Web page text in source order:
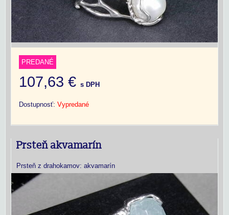
PREDANÉ
107,63 € s DPH
Dostupnosť: Vypredané
Prsteň akvamarín
Prsteň z drahokamov: akvamarín